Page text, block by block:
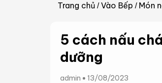
Trang chủ /Vào Bếp / Món
5 cách nấu
dưỡng
admin 13/08/2023